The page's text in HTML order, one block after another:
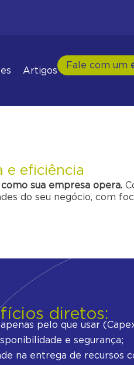
Artigos
Fale com um
e eficiência
sua empresa opera.
do seu negócio, com
diretos:
apenas pelo que usar
e segurança;
na entrega de recursos